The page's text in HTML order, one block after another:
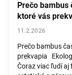
Prečo bambus
ktoré vás
11.2.2026
Prečo bambus
prekvapia
Čoraz viac ľudí aj